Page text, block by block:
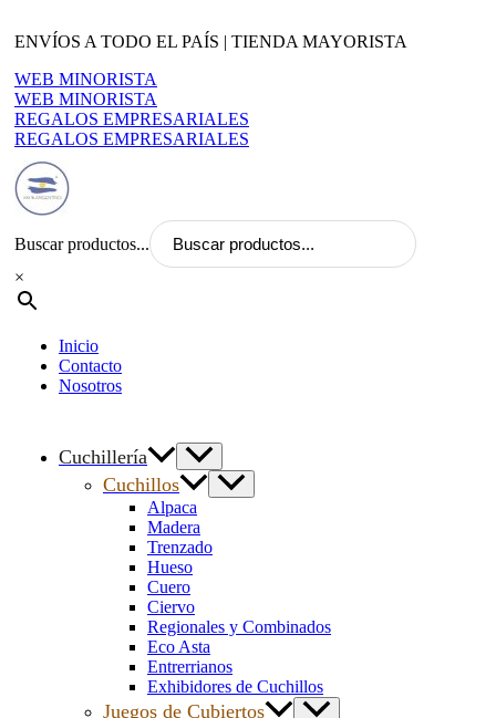
al
ENVÍOS A TODO EL PAÍS | TIENDA MAYORISTA
WEB MINORISTA
WEB MINORISTA
REGALOS EMPRESARIALES
REGALOS EMPRESARIALES
Buscar productos...
×
Inicio
Contacto
Nosotros
Cuchillería
Cuchillos
Alpaca
Madera
Trenzado
Hueso
Cuero
Ciervo
Regionales y Combinados
Eco Asta
Entrerrianos
Exhibidores de Cuchillos
Juegos de Cubiertos